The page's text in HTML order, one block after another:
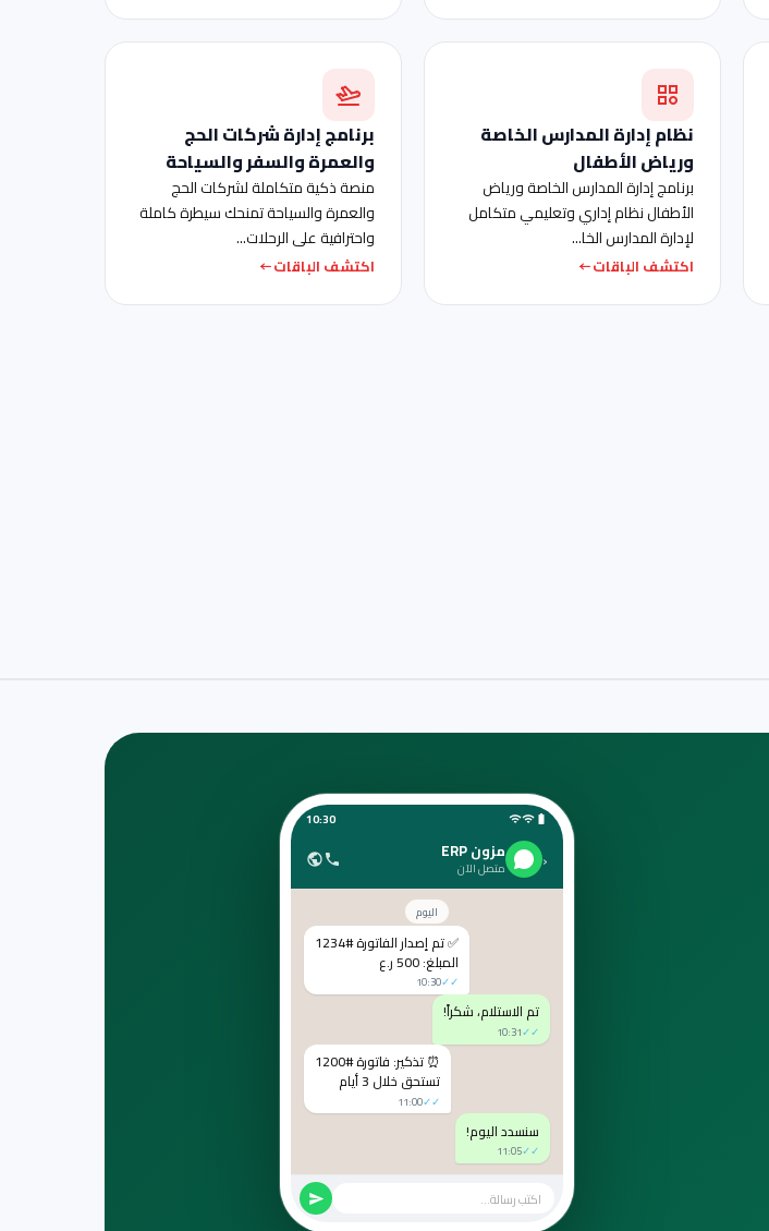
نظام إدارة المدارس الخاصة
ورياض الأطفال
برنامج إدارة المدارس الخاصة ورياض
الأطفال نظام إداري وتعليمي متكامل
لإدارة المدارس الخا...
اكتشف الباقات
برنامج إدارة شركات الحج
والعمرة والسفر والسياحة
منصة ذكية متكاملة لشركات الحج
والعمرة والسياحة تمنحك سيطرة كاملة
واحترافية على الرحلات...
اكتشف الباقات
10:30
‹ مزون ERP
متصل الآن
اليوم
✅ تم إصدار الفاتورة #1234
المبلغ: 500 ر.ع
10:30✓✓
تم الاستلام، شكراً!
10:31✓✓
⏰ تذكير: فاتورة #1200
تستحق خلال 3 أيام
11:00✓✓
سنسدد اليوم!
11:05✓✓
اكتب رسالة...